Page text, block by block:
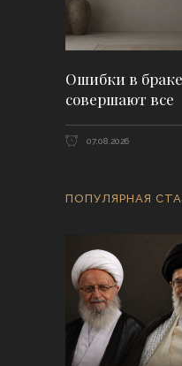
Ошибки в
совершают все
07.08.2026
ПОПУЛЯРНАЯ